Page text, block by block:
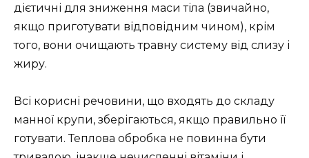
дієтичні для зниження маси тіла (звичайно,
якщо приготувати відповідним чином), крім
того, вони очищають травну систему від слизу і
жиру.
Всі корисні речовини, що входять до складу
манної крупи, зберігаються, якщо правильно її
готувати. Теплова обробка не повинна бути